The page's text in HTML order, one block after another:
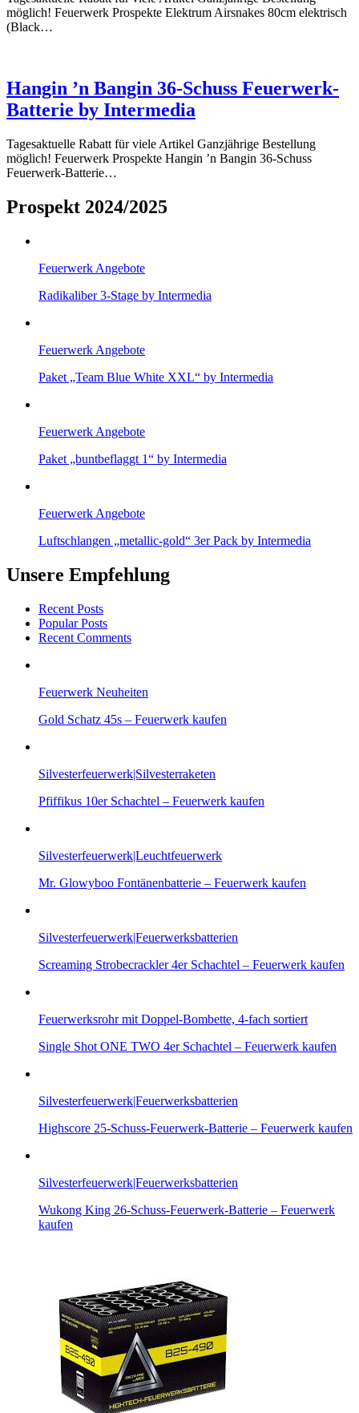
möglich! Feuerwerk Prospekte Elektrum Airsnakes 80cm elektrisch
(Black…
Hangin ’n Bangin 36-Schuss Feuerwerk-
Batterie by Intermedia
Tagesaktuelle Rabatt für viele Artikel Ganzjährige Bestellung
möglich! Feuerwerk Prospekte Hangin ’n Bangin 36-Schuss
Feuerwerk-Batterie…
Prospekt 2024/2025
Feuerwerk Angebote
Radikaliber 3-Stage by Intermedia
Feuerwerk Angebote
Paket „Team Blue White XXL“ by Intermedia
Feuerwerk Angebote
Paket „buntbeflaggt 1“ by Intermedia
Feuerwerk Angebote
Luftschlangen „metallic-gold“ 3er Pack by Intermedia
Unsere Empfehlung
Recent Posts
Popular Posts
Recent Comments
Feuerwerk Neuheiten
Gold Schatz 45s – Feuerwerk kaufen
Silvesterfeuerwerk|Silvesterraketen
Pfiffikus 10er Schachtel – Feuerwerk kaufen
Silvesterfeuerwerk|Leuchtfeuerwerk
Mr. Glowyboo Fontänenbatterie – Feuerwerk kaufen
Silvesterfeuerwerk|Feuerwerksbatterien
Screaming Strobecrackler 4er Schachtel – Feuerwerk kaufen
Feuerwerksrohr mit Doppel-Bombette, 4-fach sortiert
Single Shot ONE TWO 4er Schachtel – Feuerwerk kaufen
Silvesterfeuerwerk|Feuerwerksbatterien
Highscore 25-Schuss-Feuerwerk-Batterie – Feuerwerk kaufen
Silvesterfeuerwerk|Feuerwerksbatterien
Wukong King 26-Schuss-Feuerwerk-Batterie – Feuerwerk
kaufen